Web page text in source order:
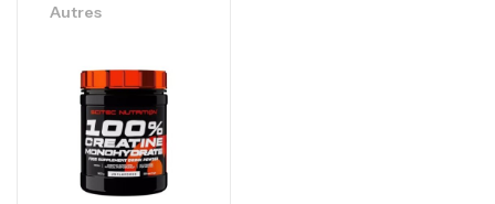
Autres
Autres